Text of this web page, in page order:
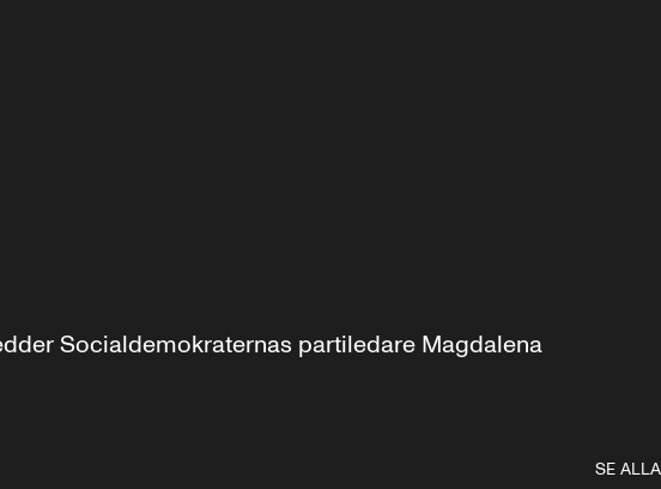
Socialdemokraternas partiledare Magdalena
SE ALLA